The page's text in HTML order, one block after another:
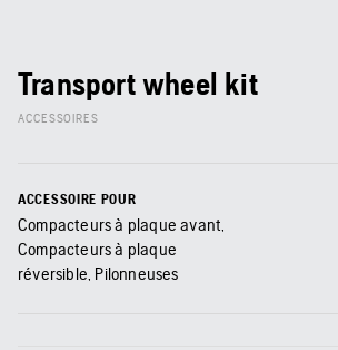
Transport wheel kit
ACCESSOIRES
ACCESSOIRE POUR
Compacteurs à plaque avant,
Compacteurs à plaque
réversible, Pilonneuses